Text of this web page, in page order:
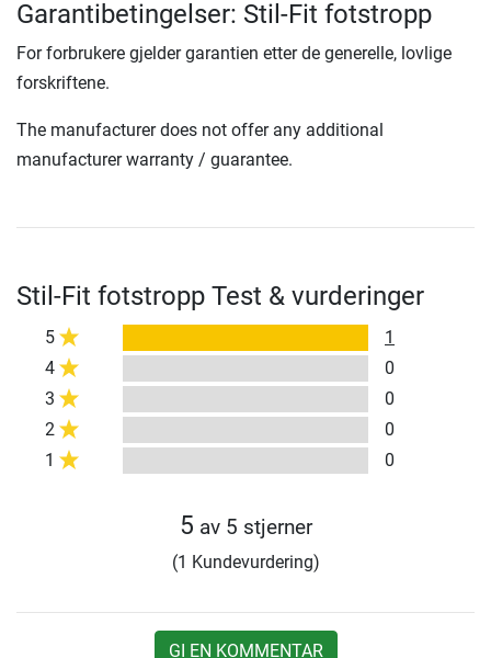
Garantibetingelser: Stil-Fit fotstropp
For forbrukere gjelder garantien etter de generelle, lovlige
forskriftene.
The manufacturer does not offer any additional
manufacturer warranty / guarantee.
Stil-Fit fotstropp Test & vurderinger
5
1
4
0
3
0
2
0
1
0
5 av 5 stjerner
(1 Kundevurdering)
GI EN KOMMENTAR